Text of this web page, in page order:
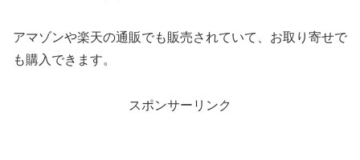
アマゾンや楽天の通販でも販売されていて、お取り寄せで
も購入できます。
スポンサーリンク